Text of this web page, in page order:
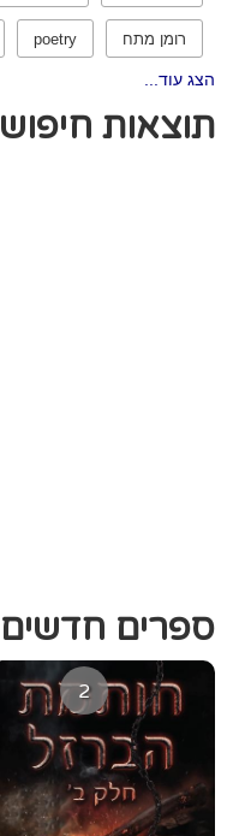
רומן מתח poetry
הצג עוד...
תוצאות חיפוש
ספרים חדשים
2